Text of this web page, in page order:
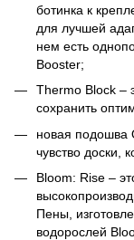
ботинка к
для лучшей
нем есть
Booster;
Thermo Block –
сохранить
новая подошва
чувство доски,
Bloom: Rise –
Пены,
водорослей